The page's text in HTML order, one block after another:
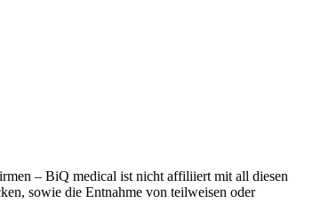
– BiQ medical ist nicht affiliiert mit all diesen
sowie die Entnahme von teilweisen oder